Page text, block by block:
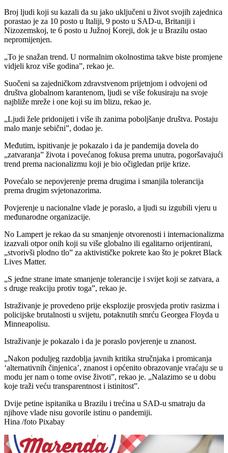
Broj ljudi koji su kazali da su jako uključeni u život svojih zajednica
porastao je za 10 posto u Italiji, 9 posto u SAD-u, Britaniji i
Nizozemskoj, te 6 posto u Južnoj Koreji, dok je u Brazilu ostao
nepromijenjen.
„To je snažan trend. U normalnim okolnostima takve biste promjene
vidjeli kroz više godina”, rekao je.
Suočeni sa zajedničkom zdravstvenom prijetnjom i odvojeni od
društva globalnom karantenom, ljudi se više fokusiraju na svoje
najbliže mreže i one koji su im blizu, rekao je.
„Ljudi žele pridonijeti i više ih zanima poboljšanje društva. Postaju
malo manje sebični”, dodao je.
Međutim, ispitivanje je pokazalo i da je pandemija dovela do
„zatvaranja” života i povećanog fokusa prema unutra, pogoršavajući
trend prema nacionalizmu koji je bio očigledan prije krize.
Povećalo se nepovjerenje prema drugima i smanjila tolerancija
prema drugim svjetonazorima.
Povjerenje u nacionalne vlade je poraslo, a ljudi su izgubili vjeru u
međunarodne organizacije.
No Lampert je rekao da su smanjenje otvorenosti i internacionalizma
izazvali otpor onih koji su više globalno ili egalitarno orijentirani,
„stvorivši plodno tlo” za aktivističke pokrete kao što je pokret Black
Lives Matter.
„S jedne strane imate smanjenje tolerancije i svijet koji se zatvara, a
s druge reakciju protiv toga”, rekao je.
Istraživanje je provedeno prije eksplozije prosvjeda protiv rasizma i
policijske brutalnosti u svijetu, potaknutih smrću Georgea Floyda u
Minneapolisu.
Istraživanje je pokazalo i da je poraslo povjerenje u znanost.
„Nakon poduljeg razdoblja javnih kritika stručnjaka i promicanja
‘alternativnih činjenica’, znanost i općenito obrazovanje vraćaju se u
modu jer nam o tome ovise životi”, rekao je. „Nalazimo se u dobu
koje traži veću transparentnost i istinitost”.
Dvije petine ispitanika u Brazilu i trećina u SAD-u smatraju da
njihove vlade nisu govorile istinu o pandemiji.
Hina /foto Pixabay